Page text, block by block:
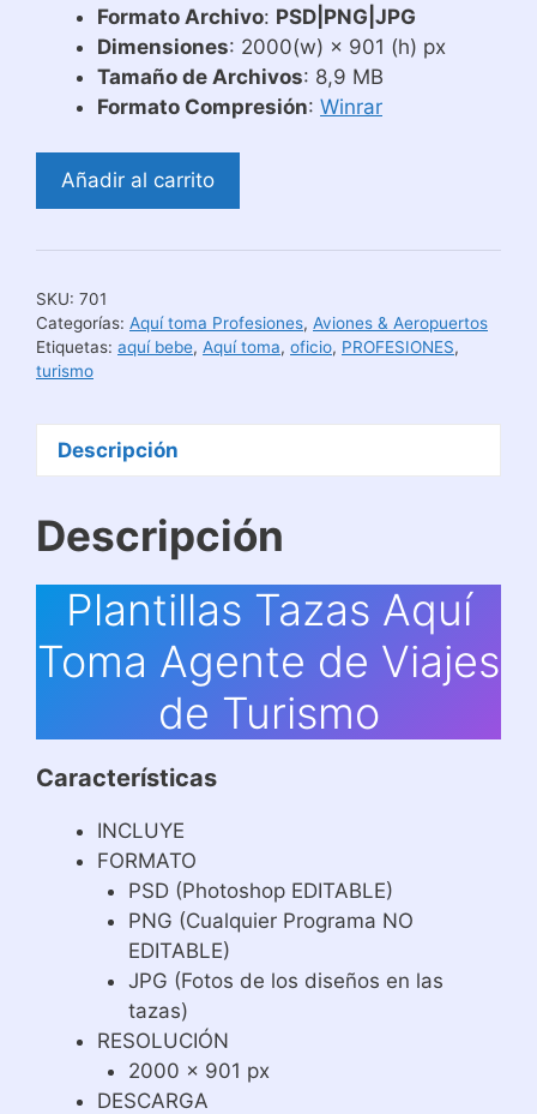
Formato Archivo: PSD|PNG|JPG
Dimensiones: 2000(w) × 901 (h) px
Tamaño de Archivos: 8,9 MB
Formato Compresión: Winrar
Plantillas
Tazas
Toma
de
Viajes
de
cantidad
Añadir al carrito
SKU: 701
Categorías: Aquí toma Profesiones, Aviones & Aeropuertos
Etiquetas: aquí bebe, Aquí toma, oficio, PROFESIONES,
turismo
Descripción
Descripción
Plantillas Tazas Aquí
Toma Agente de Viajes
de Turismo
Características
INCLUYE
FORMATO
PSD (Photoshop EDITABLE)
PNG (Cualquier Programa NO
EDITABLE)
JPG (Fotos de los diseños en las
tazas)
RESOLUCIÓN
2000 x 901 px
DESCARGA